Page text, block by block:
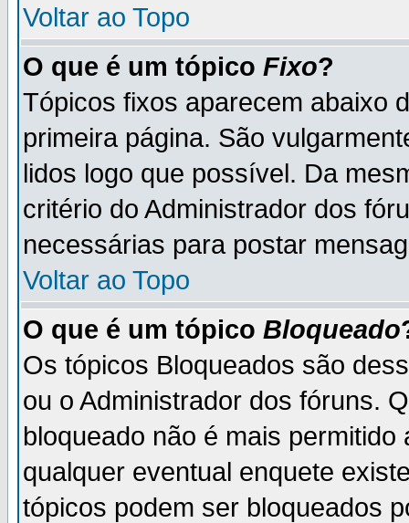
Voltar ao Topo
O que é um tópico Fixo?
Tópicos fixos aparecem abaixo
primeira página. São
lidos logo que possível. Da
critério do Administrador dos
necessárias para postar
Voltar ao Topo
O que é um tópico Bloqueado
Os tópicos Bloqueados são
ou o Administrador dos fóruns.
bloqueado não é mais
qualquer eventual enquete
tópicos podem ser bloqueados